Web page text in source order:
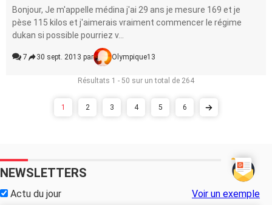
Bonjour, Je m'appelle médina j'ai 29 ans je mesure 169 et je
pèse 115 kilos et j'aimerais vraiment commencer le régime
dukan si possible pourriez v...
7 30 sept. 2013 par Olympique13
Résultats 1 - 50 sur un total de 264
1 2 3 4 5 6
NEWSLETTERS
Actu du jour Voir un exemple